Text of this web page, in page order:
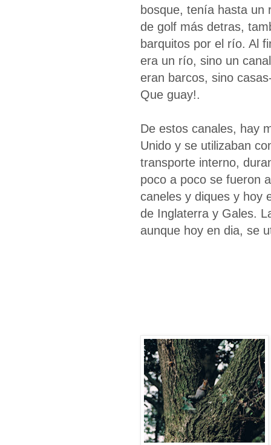
bosque, tenía hasta un
de golf más detras,
barquitos por el río. Al
era un río, sino un
eran barcos, sino
Que guay!.
De estos canales, hay
Unido y se utilizaban
transporte interno,
poco a poco se fueron
caneles y diques y hoy
de Inglaterra y Gales.
aunque hoy en dia, se